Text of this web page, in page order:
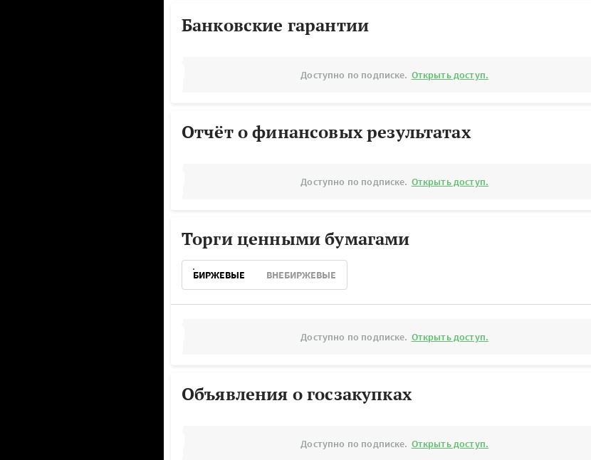
Банковские гарантии
Доступно по подписке. Открыть доступ.
Отчёт о финансовых результатах
Доступно по подписке. Открыть доступ.
Торги ценными бумагами
БИРЖЕВЫЕ ВНЕБИРЖЕВЫЕ
Доступно по подписке. Открыть доступ.
Объявления о госзакупках
Доступно по подписке. Открыть доступ.